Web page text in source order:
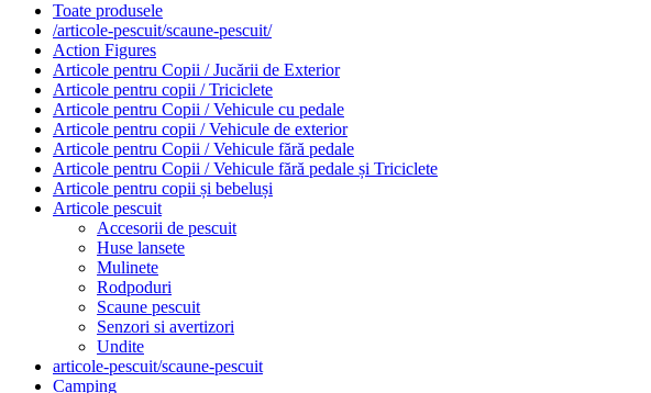
Toate produsele
/articole-pescuit/scaune-pescuit/
Action Figures
Articole pentru Copii / Jucării de Exterior
Articole pentru copii / Triciclete
Articole pentru Copii / Vehicule cu pedale
Articole pentru copii / Vehicule de exterior
Articole pentru Copii / Vehicule fără pedale
Articole pentru Copii / Vehicule fără pedale și Triciclete
Articole pentru copii și bebeluși
Articole pescuit
Accesorii de pescuit
Huse lansete
Mulinete
Rodpoduri
Scaune pescuit
Senzori si avertizori
Undite
articole-pescuit/scaune-pescuit
Camping